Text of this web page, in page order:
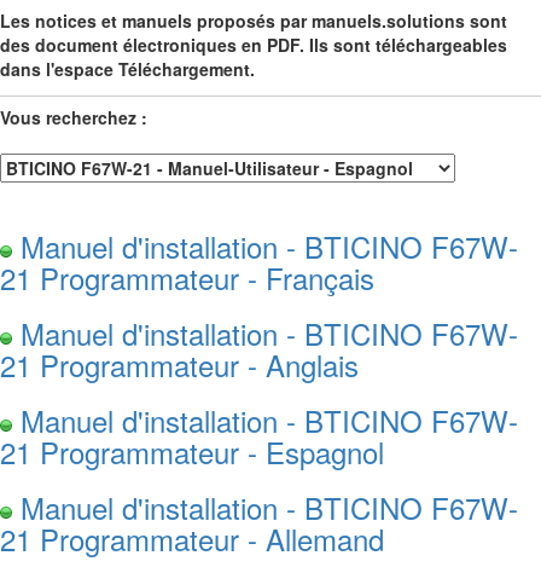
Les notices et manuels proposés par manuels.solutions sont
des document électroniques en PDF. Ils sont téléchargeables
dans l'espace Téléchargement.
Vous recherchez :
Manuel d'installation - BTICINO F67W-
21 Programmateur - Français
Manuel d'installation - BTICINO F67W-
21 Programmateur - Anglais
Manuel d'installation - BTICINO F67W-
21 Programmateur - Espagnol
Manuel d'installation - BTICINO F67W-
21 Programmateur - Allemand